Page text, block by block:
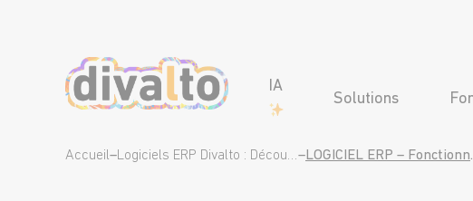
IA
Solutions
Accueil– Logiciels ERP Divalto : Découvrez le meilleur de l’ERP pour les PME et les ETI– LOGICIEL